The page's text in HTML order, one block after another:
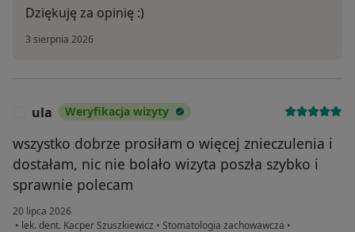
Dziękuję za opinię :)
3 sierpnia 2026
ula Weryfikacja wizyty
wszystko dobrze prosiłam o więcej znieczulenia i
dostałam, nic nie bolało wizyta poszła szybko i
sprawnie polecam
20 lipca 2026
• lek. dent. Kacper Szuszkiewicz • Stomatologia zachowawcza •